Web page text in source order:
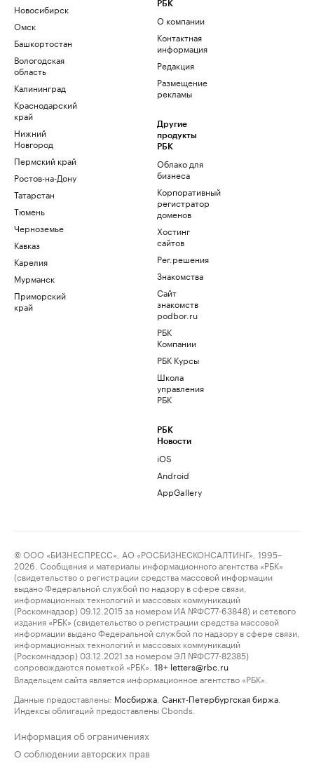
Новосибирск
Омск
Башкортостан
Вологодская
область
Калининград
Краснодарский
край
Нижний
Новгород
Пермский край
Ростов-на-Дону
Татарстан
Тюмень
Черноземье
Кавказ
Карелия
Мурманск
Приморский
край
РБК
О компании
Контактная
информация
Редакция
Размещение
рекламы
Другие
продукты
РБК
Облако для
бизнеса
Корпоративный
регистратор
доменов
Хостинг
сайтов
Рег.решения
Знакомства
Сайт
знакомств
podbor.ru
РБК
Компании
РБК Курсы
Школа
управления
РБК
РБК
Новости
iOS
Android
AppGallery
© ООО «БИЗНЕСПРЕСС», АО «РОСБИЗНЕСКОНСАЛТИНГ», 1995–
2026. Сообщения и материалы информационного агентства «РБК»
(свидетельство о регистрации средства массовой информации
выдано Федеральной службой по надзору в сфере связи,
информационных технологий и массовых коммуникаций
(Роскомнадзор) 09.12.2015 за номером ИА №ФС77-63848) и сетевого
издания «РБК» (свидетельство о регистрации средства массовой
информации выдано Федеральной службой по надзору в сфере связи,
информационных технологий и массовых коммуникаций
(Роскомнадзор) 03.12.2021 за номером ЭЛ №ФС77-82385)
сопровождаются пометкой «РБК».
18+ letters@rbc.ru
Владельцем сайта является информационное агентство «РБК».
Данные предоставлены: Мосбиржа Санкт-Петербургская биржа
Индексы облигаций предоставлены Cbonds.
Информация об ограничениях
О соблюдении авторских прав